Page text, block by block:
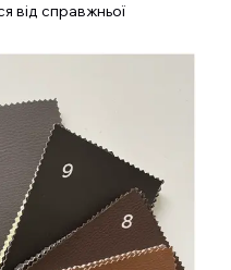
від справжньої